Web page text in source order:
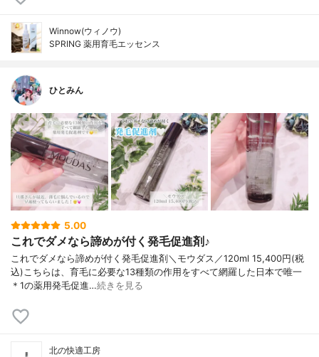
Winnow(ウィノウ)
SPRING 薬用育毛エッセンス
ひとみん
5.00
これでダメなら諦めが付く発毛促進剤♪
これでダメなら諦めが付く発毛促進剤＼モウダス／120ml 15,400円(税
込)こちらは、育毛に必要な13種類の作用をすべて網羅した日本で唯一
＊1の薬用発毛促進…続きを見る
北の快適工房